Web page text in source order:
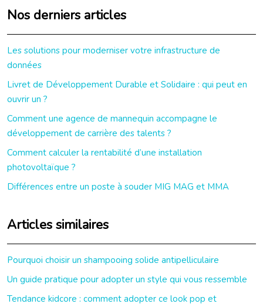
Nos derniers articles
Les solutions pour moderniser votre infrastructure de
données
Livret de Développement Durable et Solidaire : qui peut en
ouvrir un ?
Comment une agence de mannequin accompagne le
développement de carrière des talents ?
Comment calculer la rentabilité d’une installation
photovoltaïque ?
Différences entre un poste à souder MIG MAG et MMA
Articles similaires
Pourquoi choisir un shampooing solide antipelliculaire
Un guide pratique pour adopter un style qui vous ressemble
Tendance kidcore : comment adopter ce look pop et